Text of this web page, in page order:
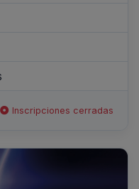
Inscripciones cerradas